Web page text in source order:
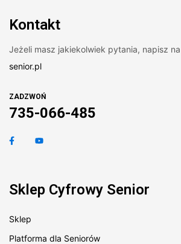
Kontakt
Jeżeli masz jakiekolwiek pytania, napisz na
senior.pl
ZADZWOŃ
735-066-485
Sklep Cyfrowy Senior
Sklep
Platforma dla Seniorów